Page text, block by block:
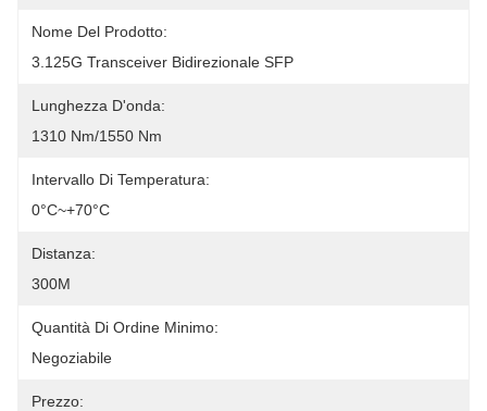
Nome Del Prodotto:
3.125G Transceiver Bidirezionale SFP
Lunghezza D'onda:
1310 Nm/1550 Nm
Intervallo Di Temperatura:
0°C~+70°C
Distanza:
300M
Quantità Di Ordine Minimo:
Negoziabile
Prezzo: